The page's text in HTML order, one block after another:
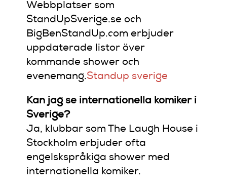
Webbplatser som
StandUpSverige.se och
BigBenStandUp.com erbjuder
uppdaterade listor över
kommande shower och
evenemang.Standup sverige
Kan jag se internationella komiker i
Sverige?
Ja, klubbar som The Laugh House i
Stockholm erbjuder ofta
engelskspråkiga shower med
internationella komiker.